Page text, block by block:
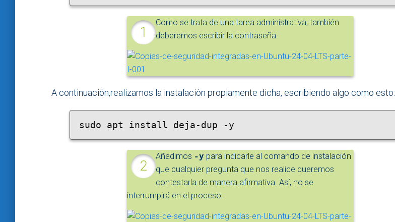
Como se trata de una tarea administrativa, también
deberemos escribir la contraseña.
A continuación,realizamos la instalación propiamente dicha, escribiendo algo como esto:
sudo apt install deja-dup -y
Añadimos -y para indicarle al comando de instalación
que cualquier pregunta que nos realice queremos
contestarla de manera afirmativa. Así, no se
interrumpirá en el proceso.